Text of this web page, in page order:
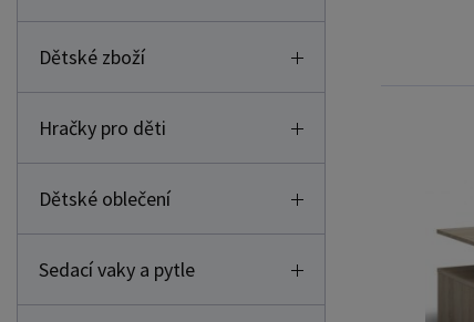
Dětské zboží
Hračky pro děti
Dětské oblečení
Sedací vaky a pytle